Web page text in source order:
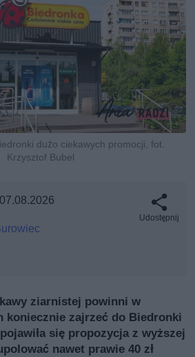
dużo ciekawych promocji, fot.
Krzysztof Bubel
07.08.2026
Udostępnij
ziarnistej powinni w
koniecznie zajrzeć do Biedronki
się propozycja z wyższej
nawet prawie 40 zł